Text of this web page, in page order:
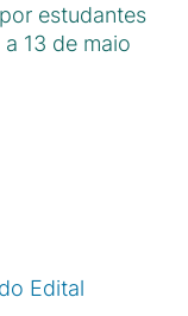
estudantes
13 de maio
Edital